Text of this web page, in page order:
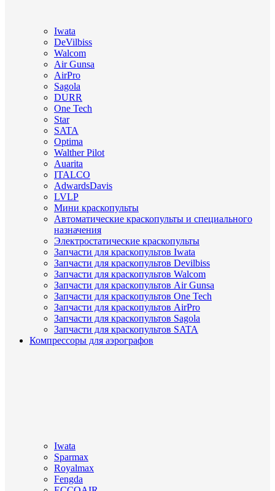
Iwata
DeVilbiss
Walcom
Air Gunsa
AirPro
Sagola
DURR
One Tech
Star
SATA
Optima
Walther Pilot
Auarita
ITALCO
AdwardsDavis
LVLP
Мини краскопульты
Автоматические краскопульты и специального
назначения
Электростатические краскопульты
Запчасти для краскопультов Iwata
Запчасти для краскопультов Devilbiss
Запчасти для краскопультов Walcom
Запчасти для краскопультов Air Gunsa
Запчасти для краскопультов One Tech
Запчасти для краскопультов AirPro
Запчасти для краскопультов Sagola
Запчасти для краскопультов SATA
Компрессоры для аэрографов
Iwata
Sparmax
Royalmax
Fengda